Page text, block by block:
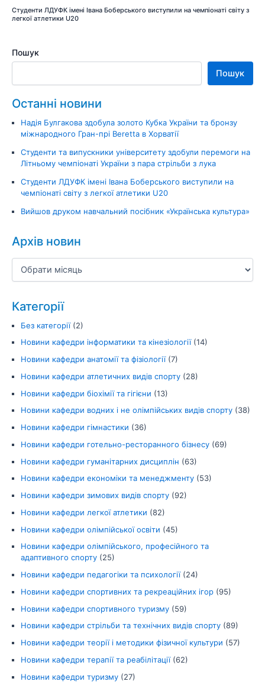
Студенти ЛДУФК імені Івана Боберського виступили на чемпіонаті світу з
легкої атлетики U20
Пошук
Пошук
Останні новини
Надія Булгакова здобула золото Кубка України та бронзу
міжнародного Гран-прі Beretta в Хорватії
Студенти та випускники університету здобули перемоги на
Літньому чемпіонаті України з пара стрільби з лука
Студенти ЛДУФК імені Івана Боберського виступили на
чемпіонаті світу з легкої атлетики U20
Вийшов друком навчальний посібник «Українська культура»
Архів новин
Категорії
Без категорії(2)
Новини кафедри інформатики та кінезіології(14)
Новини кафедри анатомії та фізіології(7)
Новини кафедри атлетичних видів спорту (28)
Новини кафедри біохімії та гігієни (13)
Новини кафедри водних і не олімпійських видів спорту (38)
Новини кафедри гімнастики (36)
Новини кафедри готельно-ресторанного бізнесу (69)
Новини кафедри гуманітарних дисциплін (63)
Новини кафедри економіки та менеджменту (53)
Новини кафедри зимових видів спорту (92)
Новини кафедри легкої атлетики (82)
Новини кафедри олімпійської освіти (45)
Новини кафедри олімпійського, професійного та
адаптивного спорту (25)
Новини кафедри педагогіки та психології(24)
Новини кафедри спортивних та рекреаційних ігор (95)
Новини кафедри спортивного туризму (59)
Новини кафедри стрільби та технічних видів спорту (89)
Новини кафедри теорії і методики фізичної культури (57)
Новини кафедри терапії та реабілітації(62)
Новини кафедри туризму (27)